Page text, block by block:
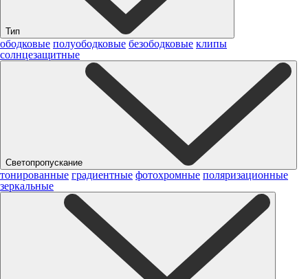
Тип
ободковые полуободковые безободковые клипы
солнцезащитные
Светопропускание
тонированные градиентные фотохромные поляризационные
зеркальные